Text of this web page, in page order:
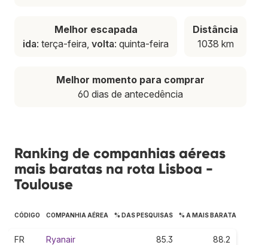
Melhor escapada
ida: terça-feira, volta: quinta-feira
Distância
1038 km
Melhor momento para comprar
60 dias de antecedência
Ranking de companhias aéreas
mais baratas na rota Lisboa -
Toulouse
CÓDIGO COMPANHIA AÉREA % DAS PESQUISAS % A MAIS BARATA
FR Ryanair 85.3 88.2